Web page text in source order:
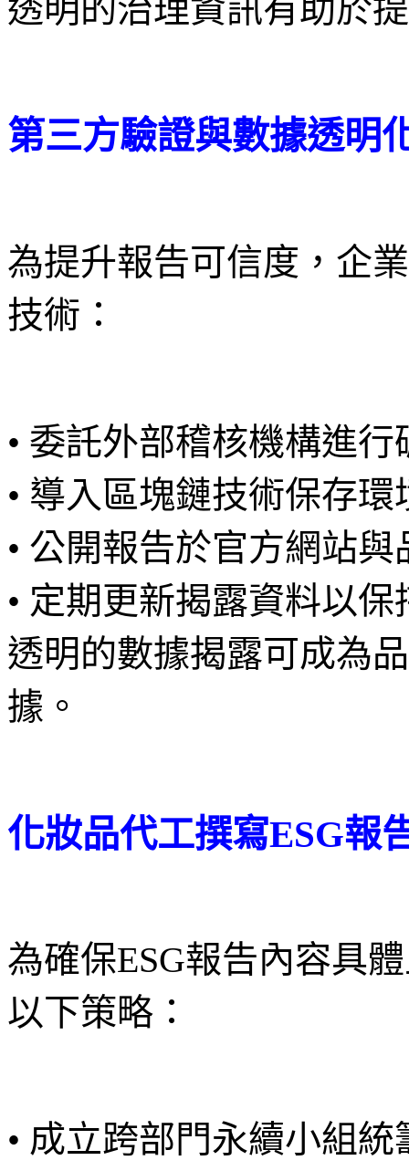
透明的治理資訊有助於
第三方驗證與數據透明
為提升報告可信度，企
技術：
• 委託外部稽核機構進
• 導入區塊鏈技術保存
• 公開報告於官方網站
• 定期更新揭露資料以
透明的數據揭露可成為
據。
化妝品代工撰寫ESG報
為確保ESG報告內容具
以下策略：
• 成立跨部門永續小組